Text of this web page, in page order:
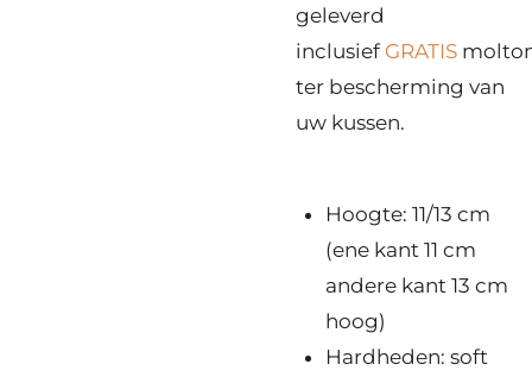
geleverd
inclusief GRATIS
ter bescherming van
uw kussen.
Hoogte: 11/13 cm
(ene kant 11 cm
andere kant 13 cm
hoog)
Hardheden: soft